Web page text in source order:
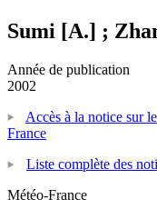
Sumi [A.] ;
Année de publication
2002
Accès à la notice sur
France
Liste complète des
Météo-France